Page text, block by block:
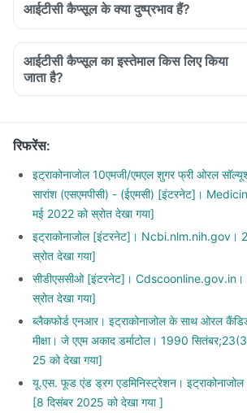
आईटीसी कैप्सूल के क्या दुष्प्रभाव हैं?
आईटीसी कैप्सूल का इस्तेमाल किस लिए किया
जाता है?
रिफरेंस:
इट्राकोनाजोल 10एमजी/एमएल शुगर फ्री ओरल
सारांश (एसएमपीसी) - (ईएमसी) [इंटरनेट]।
मई 2022 को स्रोत देखा गया]
इट्राकोनाजोल [इंटरनेट]। Ncbi.nlm.nih.gov।
स्रोत देखा गया]
सीडीएससीओ [इंटरनेट]।
स्रोत देखा गया]
ब्लैकफोर्ड एनआर। इट्राकोनाजोल के साथ ओरल
मीक्षा। जे एएम अकाद डर्माटोल। 1990
25 को देखा गया]
यू.एस. फूड एंड ड्रग एडमिनिस्ट्रेशन।
[8 दिसंबर 2025 को देखा गया ]